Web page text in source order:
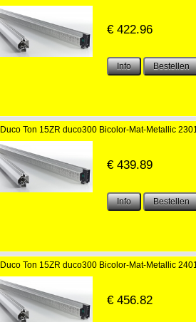
€ 422.96
Duco Ton 15ZR duco300 Bicolor-Mat-Metallic
€ 439.89
Duco Ton 15ZR duco300 Bicolor-Mat-Metallic
€ 456.82